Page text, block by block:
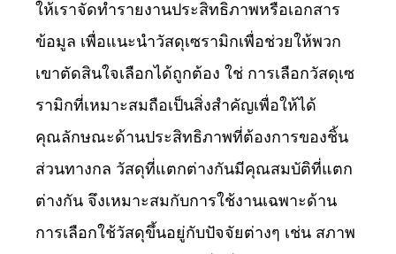
ให้เราจัดทำรายงานประสิทธิภาพหรือเอกสาร
ข้อมูล เพื่อแนะนำวัสดุเซรามิกเพื่อช่วยให้พวก
เขาตัดสินใจเลือกได้ถูกต้อง ใช่ การเลือกวัสดุเซ
รามิกที่เหมาะสมถือเป็นสิ่งสำคัญเพื่อให้ได้
คุณลักษณะด้านประสิทธิภาพที่ต้องการของชิ้น
ส่วนทางกล วัสดุที่แตกต่างกันมีคุณสมบัติที่แตก
ต่างกัน จึงเหมาะสมกับการใช้งานเฉพาะด้าน
การเลือกใช้วัสดุขึ้นอยู่กับปัจจัยต่างๆ เช่น สภาพ